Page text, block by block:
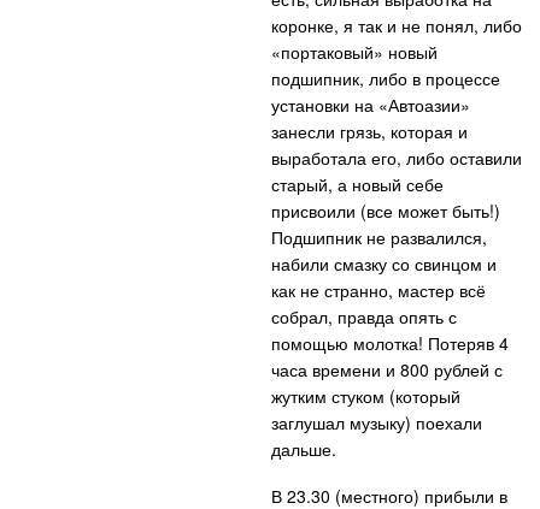
коронке, я так и не понял, либо
«портаковый» новый
подшипник, либо в процессе
установки на «Автоазии»
занесли грязь, которая и
выработала его, либо оставили
старый, а новый себе
присвоили (все может быть!)
Подшипник не развалился,
набили смазку со свинцом и
как не странно, мастер всё
собрал, правда опять с
помощью молотка! Потеряв 4
часа времени и 800 рублей с
жутким стуком (который
заглушал музыку) поехали
дальше.
В 23.30 (местного) прибыли в